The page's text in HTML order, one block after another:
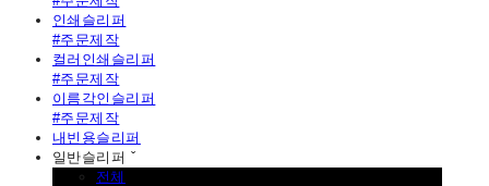
인쇄슬리퍼
#주문제작
컬러인쇄슬리퍼
#주문제작
이름각인슬리퍼
#주문제작
내빈용슬리퍼
일반슬리퍼 ˇ
전체